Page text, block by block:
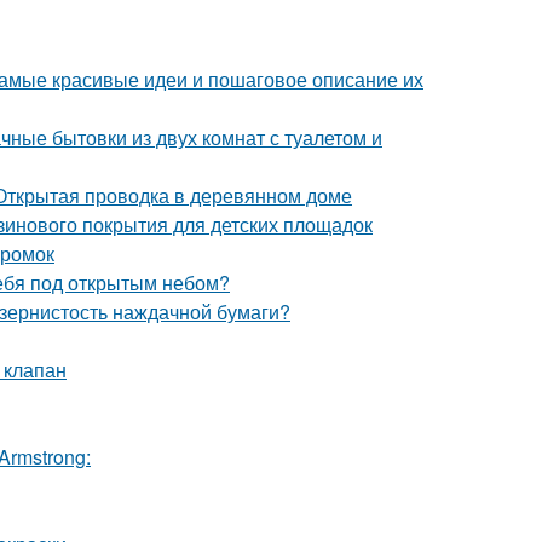
красивые идеи и пошаговое описание их
бытовки из двух комнат с туалетом и
проводка в деревянном доме
покрытия для детских площадок
под открытым небом?
наждачной бумаги?